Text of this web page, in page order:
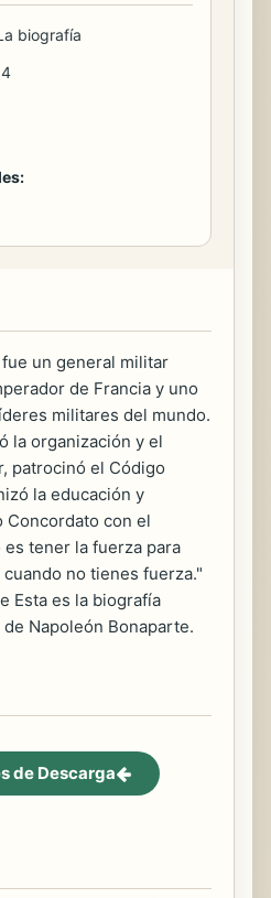
biografía
un general militar
de Francia y uno
militares del mundo.
la organización y el
patrocinó el Código
la educación y
con el
es tener la fuerza para
no tienes fuerza."
Esta es la biografía
Napoleón Bonaparte.
de Descarga